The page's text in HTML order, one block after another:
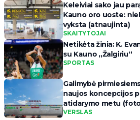
Keleiviai sako jau
Kauno oro uoste:
vyksta (atnaujinta)
SKAITYTOJAI
Netikėta žinia: K.
su Kauno „Žalgiriu“
SPORTAS
Galimybė
naujos koncepcijos
atidarymo metu
VERSLAS